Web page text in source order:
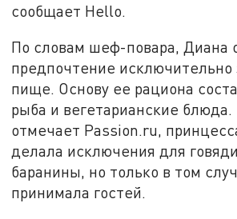
сообщает Hello.
По словам шеф-повара, Диана
предпочтение исключительно
пище. Основу ее рациона
рыба и вегетарианские блюда.
отмечает Passion.ru,
делала исключения для
баранины, но только в том
принимала гостей.